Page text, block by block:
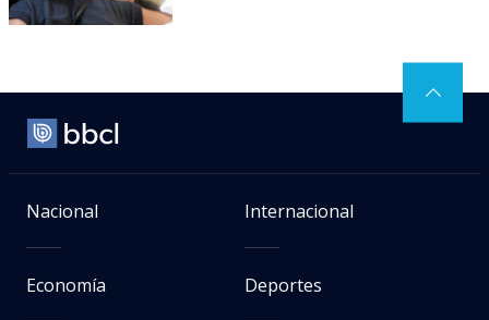
Nacional Internacional
Economía Deportes